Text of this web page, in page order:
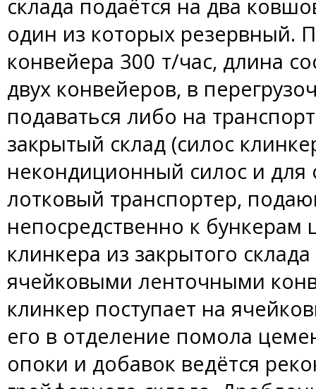
склада подаётся на два
один из которых резервный.
конвейера 300 т/час, длина
двух конвейеров, в
подаваться либо на
закрытый склад (силос
некондиционный силос и для
лотковый транспортер,
непосредственно к
клинкера из закрытого
ячейковыми ленточными
клинкер поступает на
его в отделение помола
опоки и добавок ведётся